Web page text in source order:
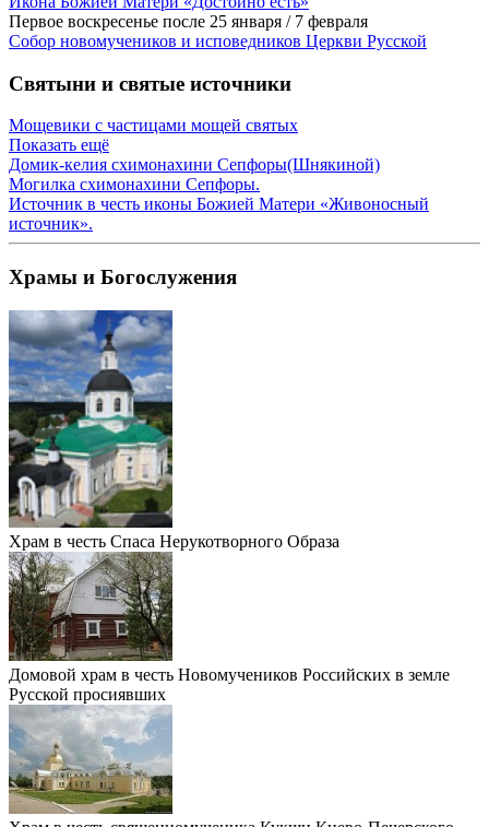
Первое воскресенье после 25 января / 7 февраля
Собор новомучеников и исповедников Церкви Русской
Святыни и святые источники
Мощевики с частицами мощей святых
Показать ещё
Домик-келия схимонахини Сепфоры(Шнякиной)
Могилка схимонахини Сепфоры.
Источник в честь иконы Божией Матери «Живоносный
источник».
Храмы и Богослужения
Xрам в честь Спаса Нерукотворного Образа
Домовой храм в честь Новомучеников Российских в земле
Русской просиявших